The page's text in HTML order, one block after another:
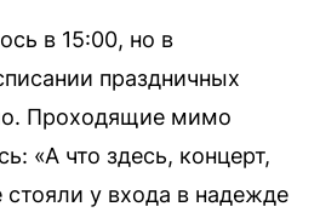
в 15:00, но в
праздничных
Проходящие мимо
«А что здесь, концерт,
стояли у входа в надежде